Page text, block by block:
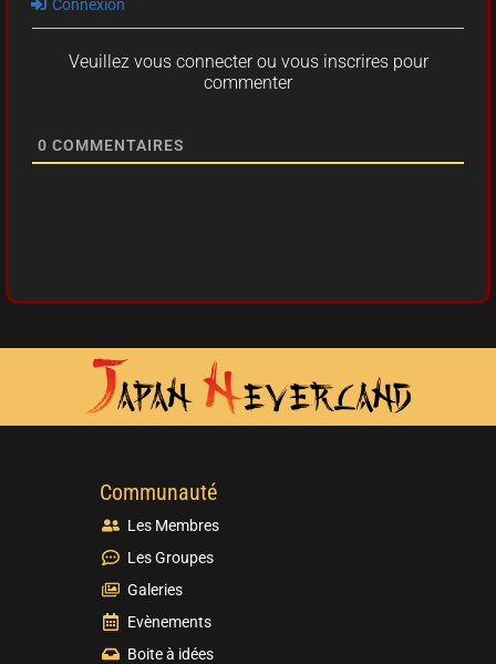
Connexion
Veuillez vous connecter ou vous inscrires pour
commenter
0 COMMENTAIRES
Communauté
Les Membres
Les Groupes
Galeries
Evènements
Boite à idées